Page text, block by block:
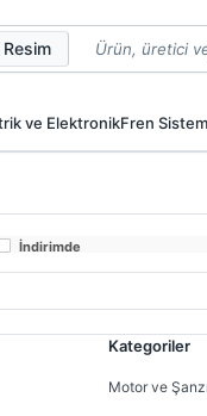
ve ElektronikFren
İndirimde
Kategoriler
Motor ve